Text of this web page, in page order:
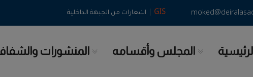
GIS
| اشعارات من الجبهة الداخلية
المجلس وأقسامه المنشورات